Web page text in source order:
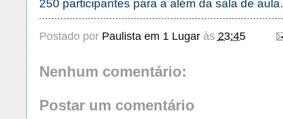
250 participantes para a além da sala de aula.
Postado por Paulista em 1 Lugar às 23:45
Nenhum comentário:
Postar um comentário